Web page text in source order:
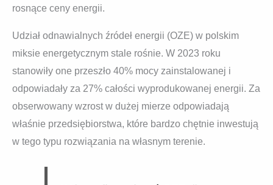
rosnące ceny energii.
Udział odnawialnych źródeł energii (OZE) w polskim
miksie energetycznym stale rośnie. W 2023 roku
stanowiły one przeszło 40% mocy zainstalowanej i
odpowiadały za 27% całości wyprodukowanej energii. Za
obserwowany wzrost w dużej mierze odpowiadają
właśnie przedsiębiorstwa, które bardzo chętnie inwestują
w tego typu rozwiązania na własnym terenie.